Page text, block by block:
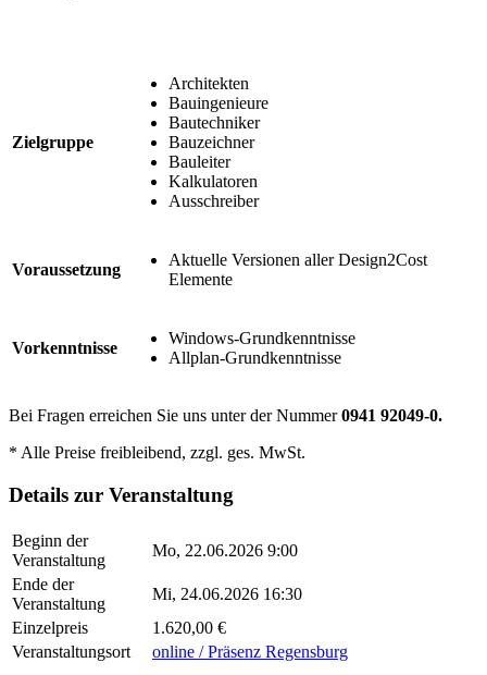
Zielgruppe
Architekten
Bauingenieure
Bautechniker
Bauzeichner
Bauleiter
Kalkulatoren
Ausschreiber
Voraussetzung
Aktuelle Versionen aller Design2Cost
Elemente
Vorkenntnisse
Windows-Grundkenntnisse
Allplan-Grundkenntnisse
Bei Fragen erreichen Sie uns unter der Nummer0941 92049-0.
* Alle Preise freibleibend, zzgl. ges. MwSt.
Details zur Veranstaltung
Beginn der
Veranstaltung
Mo, 22.06.2026 9:00
Ende der
Veranstaltung
Mi, 24.06.2026 16:30
Einzelpreis
1.620,00 €
Veranstaltungsort
online / Präsenz Regensburg